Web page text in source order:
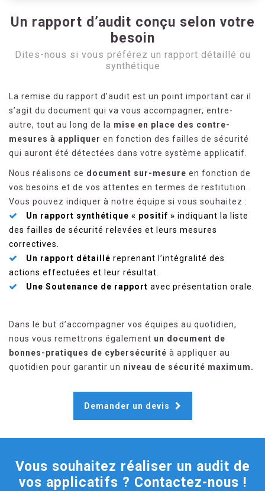
Un rapport d’audit conçu selon votre
besoin
Dites-nous si vous préférez un rapport détaillé ou
synthétique
La remise du rapport d’audit est un point important car il
s’agit du document qui va vous accompagner, entre-
autre, tout au long de la mise en place des contre-
mesures à appliquer en fonction des failles de sécurité
qui auront été détectées dans votre système applicatif.
Nous réalisons ce document sur-mesure en fonction de
vos besoins et de vos attentes en termes de restitution.
Vous pouvez indiquer à notre équipe si vous souhaitez :
Un rapport synthétique « positif » indiquant la liste
des failles de sécurité relevées et leurs mesures
correctives.
Un rapport détaillé reprenant l’intégralité des
actions effectuées et leur résultat.
Une Soutenance de rapport avec présentation orale.
Dans le but d’accompagner vos équipes au quotidien,
nous vous remettrons également un document de
bonnes-pratiques de cybersécurité à appliquer au
quotidien pour garantir un niveau de sécurité maximum.
Demander un devis
Vous souhaitez réaliser un audit de
vos applicatifs ? Contactez-nous !